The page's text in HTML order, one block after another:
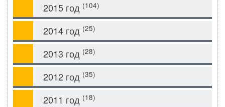
2015 год (104)
2014 год (25)
2013 год (28)
2012 год (35)
2011 год (18)